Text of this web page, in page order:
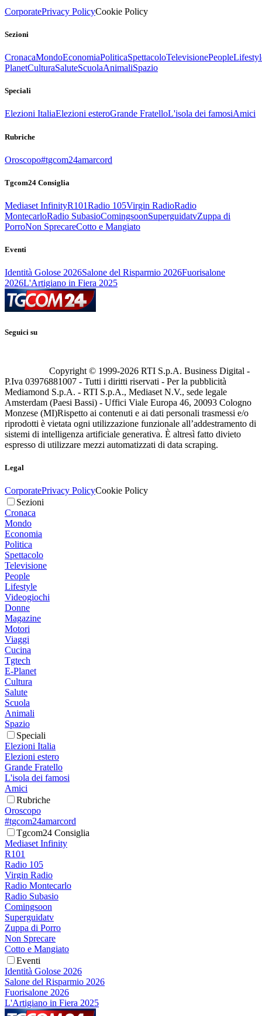
CorporatePrivacy PolicyCookie Policy
Sezioni
CronacaMondoEconomiaPoliticaSpettacoloTelevisionePeople
PlanetCulturaSaluteScuolaAnimaliSpazio
Speciali
Elezioni ItaliaElezioni esteroGrande FratelloL'isola dei famosiAmici
Rubriche
Oroscopo#tgcom24amarcord
Tgcom24 Consiglia
Mediaset InfinityR101Radio 105Virgin RadioRadio
MontecarloRadio SubasioComingsoonSuperguidatvZuppa di
PorroNon SprecareCotto e Mangiato
Eventi
Identità Golose 2026Salone del Risparmio 2026Fuorisalone
2026L'Artigiano in Fiera 2025
Seguici su
Copyright © 1999-2026 RTI S.p.A. Business Digital -
P.Iva 03976881007 - Tutti i diritti riservati - Per la pubblicità
Mediamond S.p.A. - RTI S.p.A., Mediaset N.V., sede legale
Amsterdam (Paesi Bassi) - Uffici Viale Europa 46, 20093 Cologno
Monzese (MI)Rispetto ai contenuti e ai dati personali trasmessi e/o
riprodotti è vietata ogni utilizzazione funzionale all’addestramento di
sistemi di intelligenza artificiale generativa. È altresì fatto divieto
espresso di utilizzare mezzi automatizzati di data scraping.
Legal
CorporatePrivacy PolicyCookie Policy
Sezioni
Cronaca
Mondo
Economia
Politica
Spettacolo
Televisione
People
Lifestyle
Videogiochi
Donne
Magazine
Motori
Viaggi
Cucina
Tgtech
E-Planet
Cultura
Salute
Scuola
Animali
Spazio
Speciali
Elezioni Italia
Elezioni estero
Grande Fratello
L'isola dei famosi
Amici
Rubriche
Oroscopo
#tgcom24amarcord
Tgcom24 Consiglia
Mediaset Infinity
R101
Radio 105
Virgin Radio
Radio Montecarlo
Radio Subasio
Comingsoon
Superguidatv
Zuppa di Porro
Non Sprecare
Cotto e Mangiato
Eventi
Identità Golose 2026
Salone del Risparmio 2026
Fuorisalone 2026
L'Artigiano in Fiera 2025